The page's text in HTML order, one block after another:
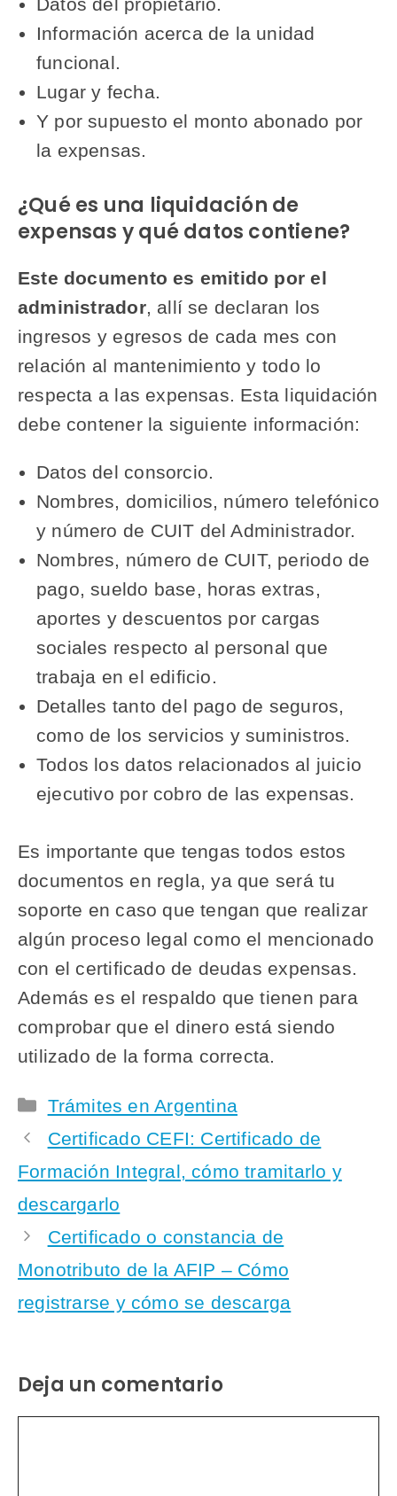
Información acerca de la unidad
funcional.
Lugar y fecha.
Y por supuesto el monto abonado por
la expensas.
¿Qué es una liquidación de
expensas y qué datos contiene?
Este documento es emitido por el
administrador, allí se declaran los
ingresos y egresos de cada mes con
relación al mantenimiento y todo lo
respecta a las expensas. Esta liquidación
debe contener la siguiente información:
Datos del consorcio.
Nombres, domicilios, número telefónico
y número de CUIT del Administrador.
Nombres, número de CUIT, periodo de
pago, sueldo base, horas extras,
aportes y descuentos por cargas
sociales respecto al personal que
trabaja en el edificio.
Detalles tanto del pago de seguros,
como de los servicios y suministros.
Todos los datos relacionados al juicio
ejecutivo por cobro de las expensas.
Es importante que tengas todos estos
documentos en regla, ya que será tu
soporte en caso que tengan que realizar
algún proceso legal como el mencionado
con el certificado de deudas expensas.
Además es el respaldo que tienen para
comprobar que el dinero está siendo
utilizado de la forma correcta.
Categorías
Trámites en Argentina
Certificado CEFI: Certificado de
Formación Integral, cómo tramitarlo y
descargarlo
Certificado o constancia de
Monotributo de la AFIP – Cómo
registrarse y cómo se descarga
Deja un comentario